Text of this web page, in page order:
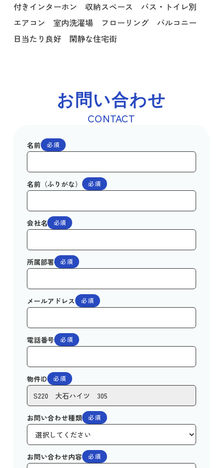
付きインターホン 収納スペース バス・トイレ別
エアコン 室内洗濯場 フローリング バルコニー
日当たり良好 閑静な住宅街
お問い合わせ
CONTACT
名前 必須
名前（ふりがな） 必須
会社名 必須
所属部署 必須
メールアドレス 必須
電話番号 必須
物件ID 必須
お問い合わせ種類 必須
お問い合わせ内容 必須